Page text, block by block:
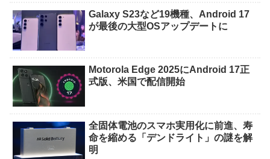
Galaxy S23など19機種、Android 17
が最後の大型OSアップデートに
Motorola Edge 2025にAndroid 17正
式版、米国で配信開始
全固体電池のスマホ実用化に前進、寿
命を縮める「デンドライト」の謎を解
明